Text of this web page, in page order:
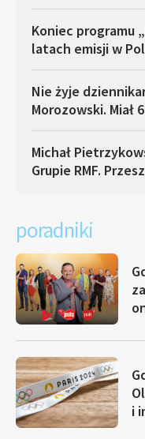
Koniec programu
latach emisji w
Nie żyje
Morozowski. Miał
Michał
Grupie RMF.
poradniki
i